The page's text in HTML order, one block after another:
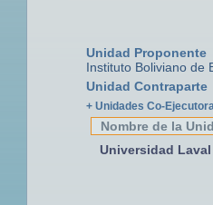
Unidad Proponente
Instituto Boliviano de
Unidad Contraparte
+ Unidades Co-
Nombre de la
Universidad Laval